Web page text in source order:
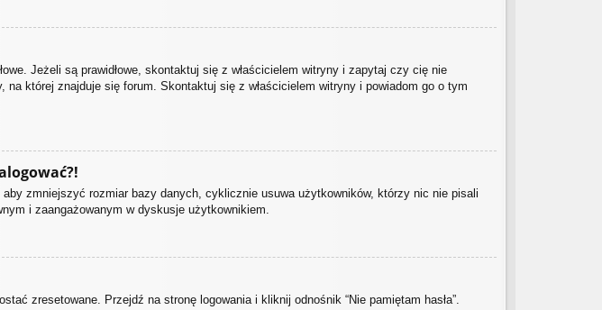
Jeżeli są prawidłowe, skontaktuj się z właścicielem witryny i zapytaj czy cię nie
której znajduje się forum. Skontaktuj się z właścicielem witryny i powiadom go o tym
zmniejszyć rozmiar bazy danych, cyklicznie usuwa użytkowników, którzy nic nie pisali
i zaangażowanym w dyskusje użytkownikiem.
zresetowane. Przejdź na stronę logowania i kliknij odnośnik “Nie pamiętam hasła”.